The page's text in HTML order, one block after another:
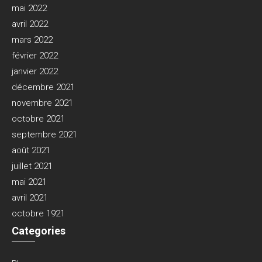
mai 2022
avril 2022
mars 2022
février 2022
janvier 2022
décembre 2021
novembre 2021
octobre 2021
septembre 2021
août 2021
juillet 2021
mai 2021
avril 2021
octobre 1921
Categories